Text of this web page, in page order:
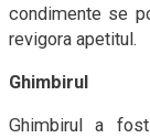
condimente se
revigora apetitul.
Ghimbirul
Ghimbirul a